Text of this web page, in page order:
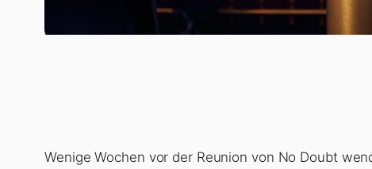
Wenige Wochen vor der Reunion von No Doubt